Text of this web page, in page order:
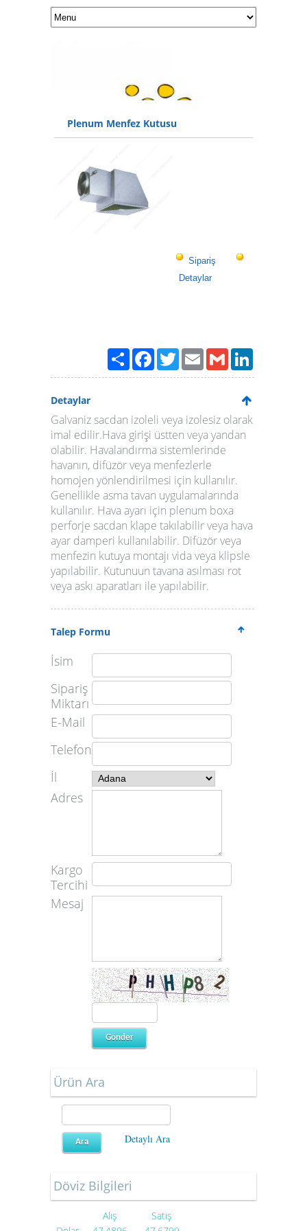
Plenum Menfez Kutusu
Sipariş
Detaylar
PaylaşFacebook
TwitterEmailGmail
Detaylar
Galvaniz sacdan izoleli veya izolesiz olarak
imal edilir.Hava girişi üstten veya yandan
olabilir. Havalandırma sistemlerinde
havanın, difüzör veya menfezlerle
homojen yönlendirilmesi için kullanılır.
Genellikle asma tavan uygulamalarında
kullanılır. Hava ayarı için plenum boxa
perforje sacdan klape takılabilir veya hava
ayar damperi kullanılabilir. Difüzör veya
menfezin kutuya montajı vida veya klipsle
yapılabilir. Kutunuun tavana asılması rot
veya askı aparatları ile yapılabilir.
Talep Formu
İsim
Sipariş
Miktarı
E-Mail
Telefon
İl
Adres
Kargo
Tercihi
Mesaj
Ürün Ara
Detaylı Ara
Döviz Bilgileri
Alış
Satış